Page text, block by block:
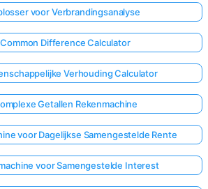
voor Verbrandingsanalyse
Difference Calculator
Verhouding Calculator
Getallen Rekenmachine
voor Dagelijkse Samengestelde Rente
voor Samengestelde Interest